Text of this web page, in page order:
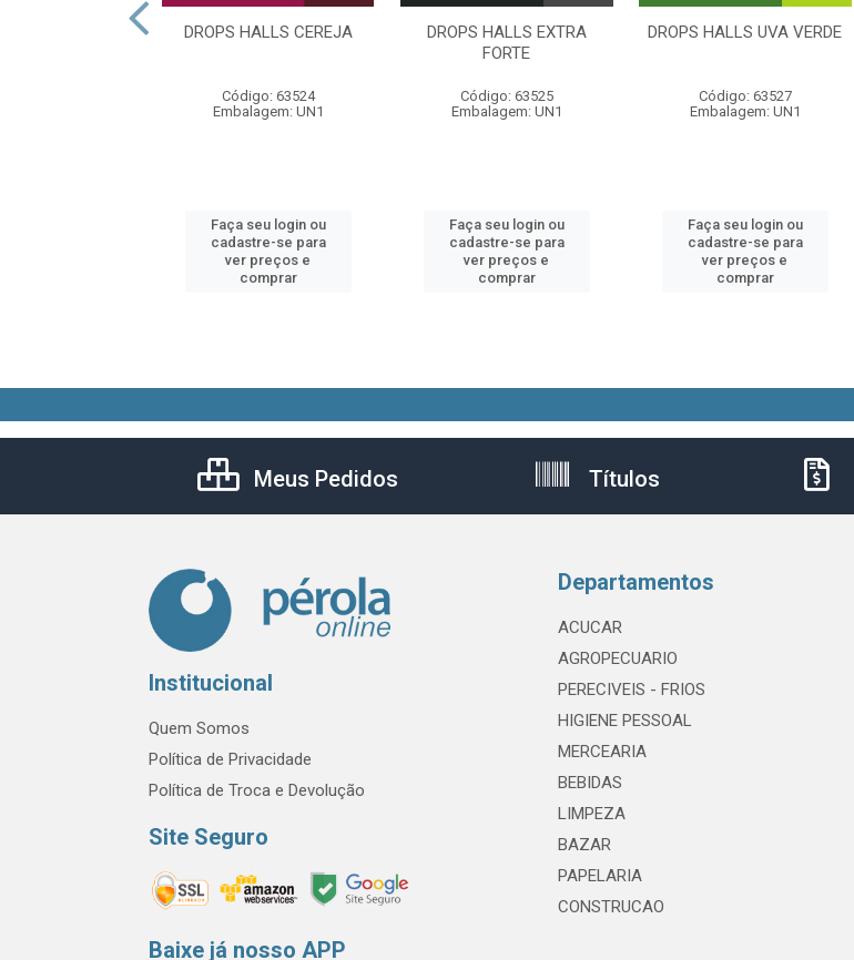
DROPS HALLS CEREJA
Código: 63524
Embalagem: UN1
Faça seu login ou
cadastre-se para
ver preços e
comprar
DROPS HALLS EXTRA
FORTE
Código: 63525
Embalagem: UN1
Faça seu login ou
cadastre-se para
ver preços e
comprar
DROPS HALLS UVA VERDE
Código: 63527
Embalagem: UN1
Faça seu login ou
cadastre-se para
ver preços e
comprar
Meus Pedidos Títulos
Institucional
Quem Somos
Política de Privacidade
Política de Troca e Devolução
Site Seguro
Baixe já nosso APP
Departamentos
ACUCAR
AGROPECUARIO
PERECIVEIS - FRIOS
HIGIENE PESSOAL
MERCEARIA
BEBIDAS
LIMPEZA
BAZAR
PAPELARIA
CONSTRUCAO